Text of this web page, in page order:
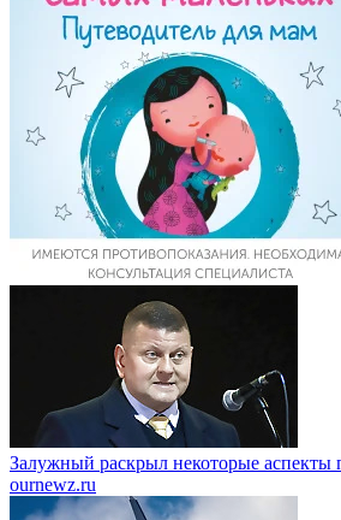
Залужный раскрыл некоторые
ournewz.ru